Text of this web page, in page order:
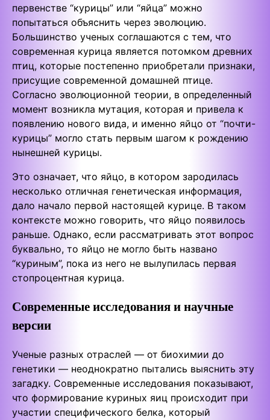
первенстве “курицы” или “яйца” можно
попытаться объяснить через эволюцию.
Большинство ученых соглашаются с тем, что
современная курица является потомком древних
птиц, которые постепенно приобретали признаки,
присущие современной домашней птице.
Согласно эволюционной теории, в определенный
момент возникла мутация, которая и привела к
появлению нового вида, и именно яйцо от “почти-
курицы” могло стать первым шагом к рождению
нынешней курицы.
Это означает, что яйцо, в котором зародилась
несколько отличная генетическая информация,
дало начало первой настоящей курице. В таком
контексте можно говорить, что яйцо появилось
раньше. Однако, если рассматривать этот вопрос
буквально, то яйцо не могло быть названо
“куриным”, пока из него не вылупилась первая
стопроцентная курица.
Современные исследования и научные
версии
Ученые разных отраслей — от биохимии до
генетики — неоднократно пытались выяснить эту
загадку. Современные исследования показывают,
что формирование куриных яиц происходит при
участии специфического белка, который